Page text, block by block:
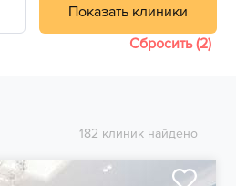
Показать клиники
Сбросить (2)
182 клиник найдено